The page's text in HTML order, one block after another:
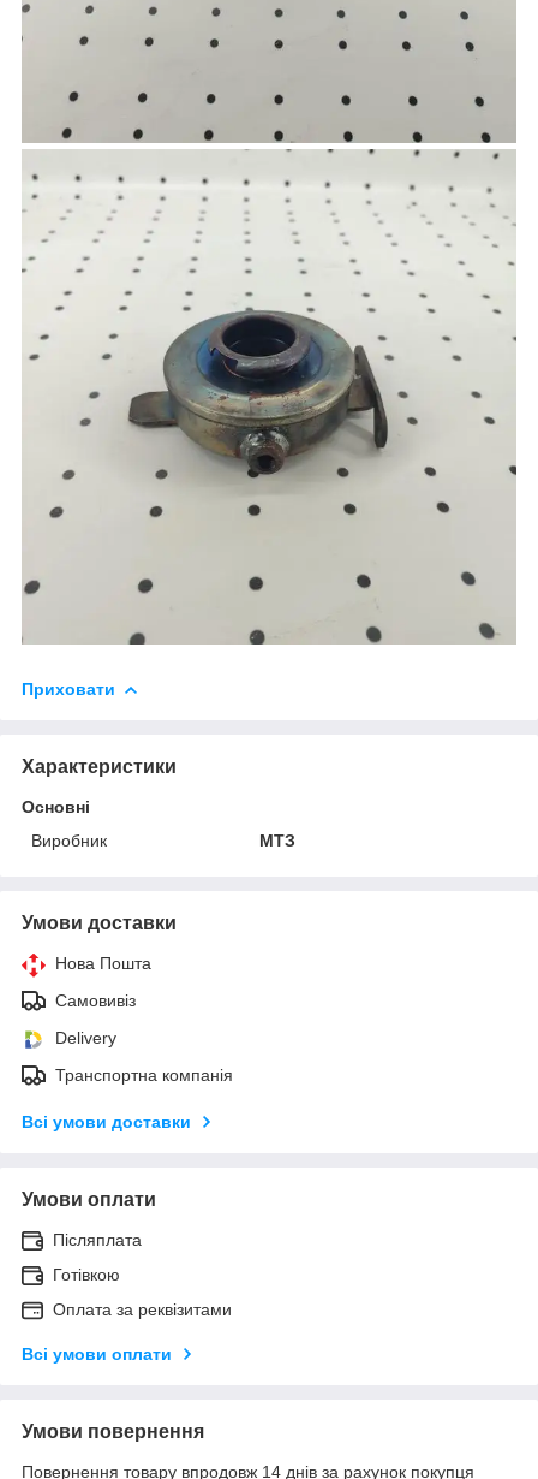
Приховати
Характеристики
Основні
Виробник
МТЗ
Умови доставки
Нова Пошта
Самовивіз
Delivery
Транспортна компанія
Всі умови доставки
Умови оплати
Післяплата
Готівкою
Оплата за реквізитами
Всі умови оплати
Умови повернення
Повернення товару впродовж 14 днів за рахунок покупця